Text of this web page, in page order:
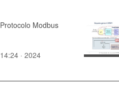
Protocolo Modbus
14:24 · 2024